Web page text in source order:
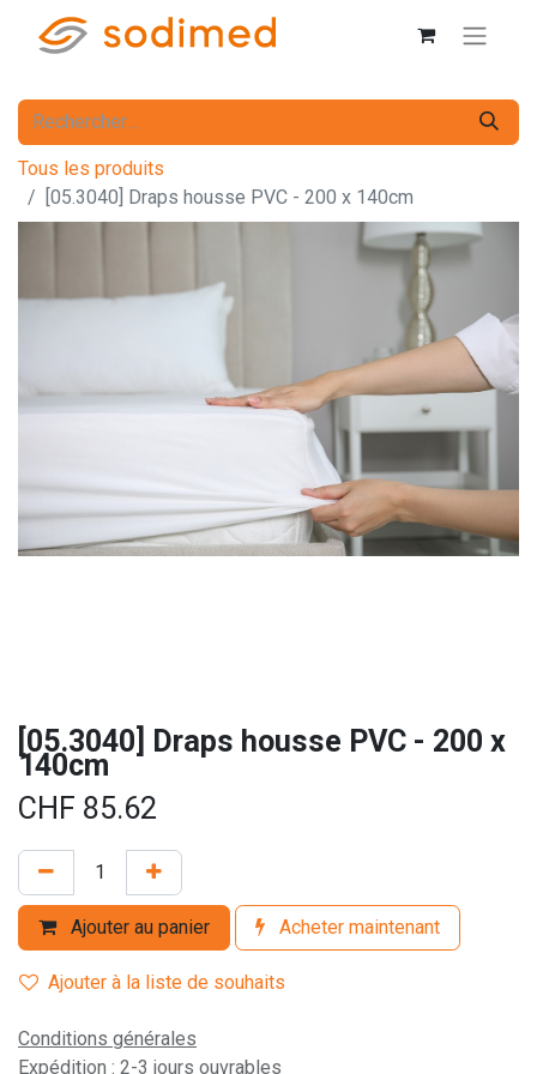
Tous les produits
[05.3040] Draps housse PVC - 200 x 140cm
[05.3040] Draps housse PVC - 200 x
140cm
CHF 85.62
Ajouter au panier Acheter maintenant
Ajouter à la liste de souhaits
Conditions générales
Expédition : 2-3 jours ouvrables